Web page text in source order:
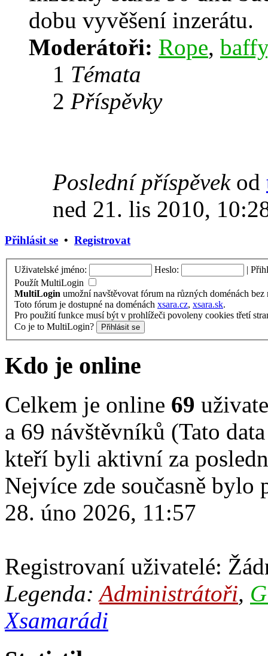
dobu vyvěšení inzerátu.
Moderátoři: Rope, baffy
1 Témata
2 Příspěvky
Poslední příspěvekod
ned 21. lis 2010,
Přihlásit se • Registrovat
Uživatelské jméno: Heslo: |
Použít MultiLogin
MultiLogin umožní navštěvovat fórum na různých doménách
Toto fórum je dostupné na doménách xsara.cz, xsara.sk.
Pro použití funkce musí být v prohlížeči povoleny cookies třetí
Co je to MultiLogin?
Kdo je online
Celkem je online 69
a 69 návštěvníků (Tato
kteří byli aktivní za
Nejvíce zde současně
28. úno 2026, 11:57
Registrovaní uživatelé:
Legenda:Administrátoři,
Xsamarádi